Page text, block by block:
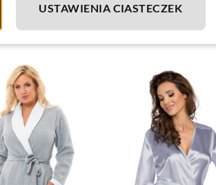
USTAWIENIA CIASTECZEK